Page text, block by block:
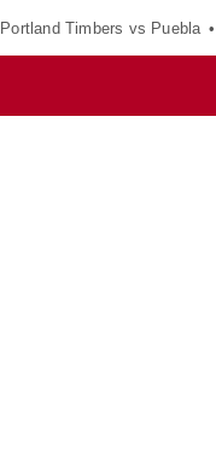
Portland Timbers vs Puebla